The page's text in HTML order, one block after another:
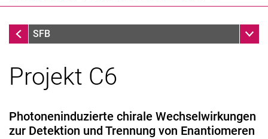
Suchen (öffnet externen Link in einem
Projektbereiche dritte Förderperiode
SFB
Über ELCH
Forschungsprojekte
Projektbereiche zweite Förderperiode
Projekt C6
Photoneninduzierte chirale Wechselwirkungen
zur Detektion und Trennung von Enantiomeren